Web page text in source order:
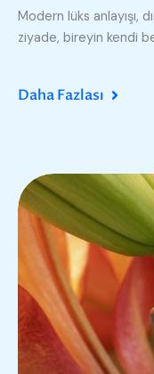
Modern lüks anlayışı,
ziyade, bireyin kendi
Daha Fazlası